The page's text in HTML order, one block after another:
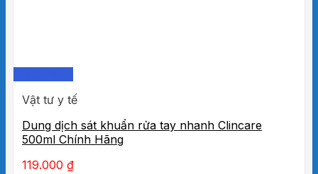
Vật tư y tế
Dung dịch sát khuẩn rửa tay nhanh Clincare
500ml Chính Hãng
119.000 ₫